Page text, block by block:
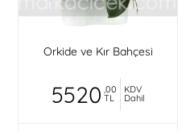
Orkide ve Kır Bahçesi
5520 ,00
TL
KDV
Dahil